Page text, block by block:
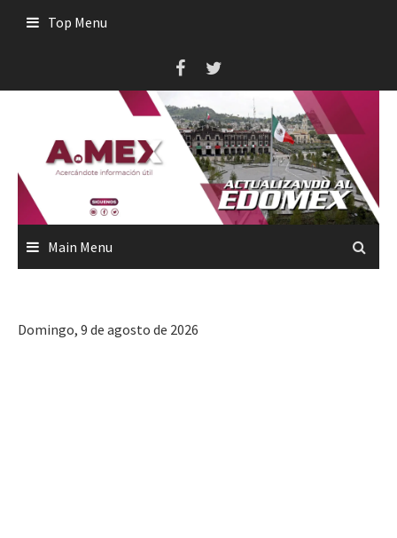
Top Menu
Main Menu
Domingo, 9 de agosto de 2026